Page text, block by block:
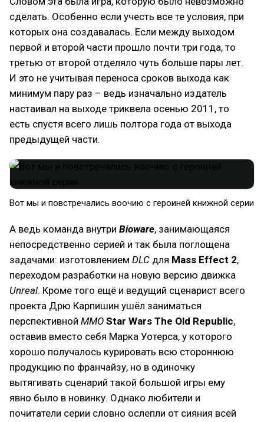
сделать. Особенно если учесть все те условия, при
которых она создавалась. Если между выходом
первой и второй части прошло почти три года, то
третью от второй отделяло чуть больше пары лет.
И это не учитывая переноса сроков выхода как
минимум пару раз – ведь изначально издатель
настаивал на выходе триквела осенью 2011, то
есть спустя всего лишь полтора года от выхода
предыдущей части.
Вот мы и повстречались воочию с героиней книжной серии
А ведь команда внутри Bioware, занимающаяся
непосредственно серией и так была поглощена
задачами: изготовлением DLC для Mass Effect 2,
переходом разработки на новую версию движка
Unreal. Кроме того ещё и ведущий сценарист всего
проекта Дрю Карпишин ушёл заниматься
перспективной MMO Star Wars The Old Republic,
оставив вместо себя Марка Уотерса, у которого
хорошо получалось курировать всю стороннюю
продукцию по франчайзу, но в одиночку
вытягивать сценарий такой большой игры ему
явно было в новинку. Однако любители и
почитатели серии словно ослепли от сияния всей